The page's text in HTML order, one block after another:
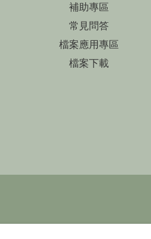
補助專區
常見問答
檔案應用專區
檔案下載